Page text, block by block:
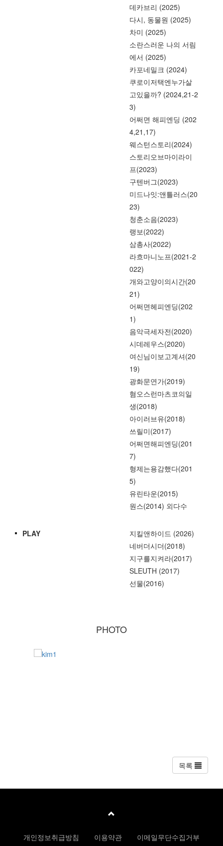
데카브리 (2025)
다시, 동물원 (2025)
차미 (2025)
소란스러운 나의 서림
에서 (2025)
카포네밀크 (2024)
쿠로이저택엔누가살
고있을까? (2024,21-2
3)
어쩌면 해피엔딩 (202
4,21,17)
웨스턴스토리(2024)
스토리오브마이라이
프(2023)
구텐버그(2023)
미드나잇:앤틀러스(20
23)
청춘소음(2023)
랭보(2022)
삼총사(2022)
라흐마니노프(2021-2
022)
개와고양이의시간(20
21)
어쩌면헤피엔딩(202
1)
음악극세자전(2020)
시데레우스(2020)
여신님이보고계셔(20
19)
광화문연가(2019)
혐오스런마츠코의일
생(2018)
아이러브유(2018)
쓰릴미(2017)
어쩌면해피엔딩(201
7)
형제는용감했다(201
5)
유린타운(2015)
원스(2014) 외다수
PLAY
지킬앤하이드 (2026)
네버더시더(2018)
지구를지켜라(2017)
SLEUTH (2017)
선물(2016)
PHOTO
목록
개인정보취급방침 이용약관 이메일무단수집거부